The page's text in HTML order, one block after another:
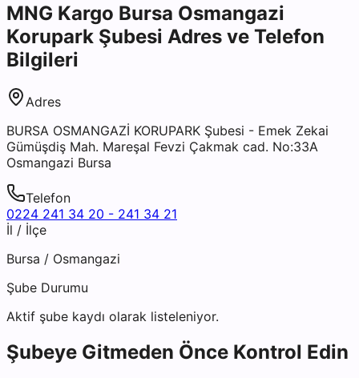
MNG Kargo Bursa Osmangazi
Korupark Şubesi Adres ve Telefon
Bilgileri
Adres
BURSA OSMANGAZİ KORUPARK Şubesi - Emek Zekai
Gümüşdiş Mah. Mareşal Fevzi Çakmak cad. No:33A
Osmangazi Bursa
Telefon
0224 241 34 20 - 241 34 21
İl / İlçe
Bursa / Osmangazi
Şube Durumu
Aktif şube kaydı olarak listeleniyor.
Şubeye Gitmeden Önce Kontrol Edin